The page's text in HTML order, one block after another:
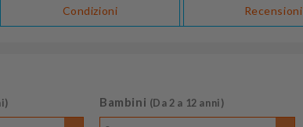
Condizioni Recensioni
Bambini (Da 2 a 12 anni)